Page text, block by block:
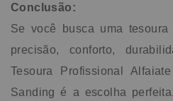
Conclusão:
Se você busca uma
precisão, conforto,
Tesoura Profissional
Sanding é a escolha